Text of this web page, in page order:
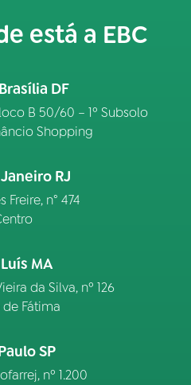
está a EBC
DF
B 50/60 – 1º Subsolo
Shopping
RJ
Freire, n° 474
MA
da Silva, nº 126
de Fátima
SP
nº 1.200